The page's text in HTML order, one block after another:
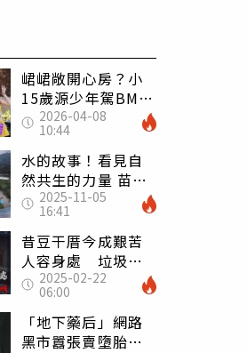
峮峮敞開心房？小
15歲源少年駕BMW
接送回香閨
2026-04-08
10:44
水的故事！看見自
然共生的力量 苗栗
的藍色永續
2025-11-05
16:41
昔豆干厝今成艱苦
人容身處 垃圾搭
屋頂志工嘆如「九
龍城」
2025-02-22
06:00
「地下藥后」網路
黑市囂張賣墮胎